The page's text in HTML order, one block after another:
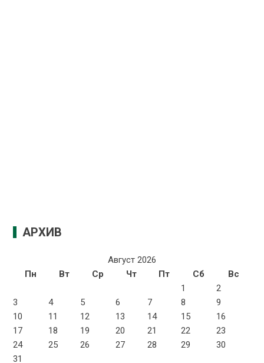
АРХИВ
Август 2026
Пн
Вт Ср Чт Пт Сб
Вс
1
2
3
4 5 6 7 8
9
10
11 12 13 14 15
16
17
18 19 20 21 22
23
24
25 26 27 28 29
30
31